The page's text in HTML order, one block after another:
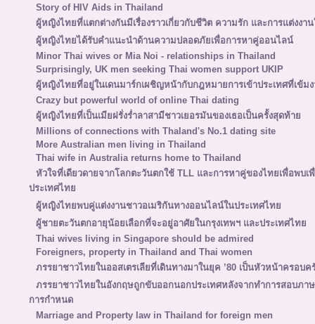
Story of HIV Aids in Thailand
ผู้หญิงไทยที่แตกต่างกันมีเรื่องราวเกี่ยวกับชีวิต ความรัก และการแต่งง
ผู้หญิงไทยได้รับคำแนะนำด้านความปลอดภัยเพื่อการหาคู่ออนไลน์
Minor Thai wives or Mia Noi - relationships in Thailand
Surprisingly, UK men seeking Thai women support UKIP
ผู้หญิงไทยที่อยู่ในเดนมาร์กเผชิญหน้ากับกฎหมายการเข้าประเทศที่เข้มง
Crazy but powerful world of online Thai dating
ผู้หญิงไทยที่เป็นเมียฝรั่งร่ำลาสามีชาวเยอรมันของเธอเป็นครั้งสุดท้าย
Millions of connections with Thaland's No.1 dating site
More Australian men living in Thailand
Thai wife in Australia returns home to Thailand
หัวใจที่เดียวดายจากโลกตะวันตกใช้ TLL และการหาคู่ของไทยเพื่อพบเ
ประเทศไทย
ผู้หญิงไทยพบคู่แต่งงานชาวอเมริกันทางออนไลน์ในประเทศไทย
ผู้ชายตะวันตกอายุน้อยเลือกที่จะอยู่อาศัยในกรุงเทพฯ และประเทศไทย
Thai wives living in Singapore should be admired
Foreigners, property in Thailand and Thai women
ภรรยาชาวไทยในออสเตรเลียที่เดินทางมาในยุค ’80 เป็นหัวหน้าครอบ
ภรรยาชาวไทยในอังกฤษถูกขับออกนอกประเทศหลังจากทำการสอบภา
การกำหนด
Marriage and Property law in Thailand for foreign men